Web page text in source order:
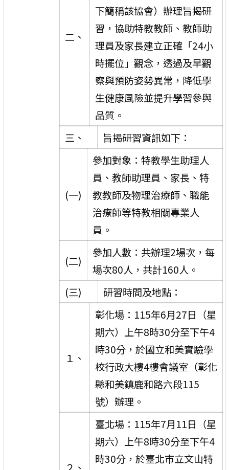
二、
下簡稱該協會）辦理旨揭研
習，協助特教教師、教師助
理員及家長建立正確「24小
時擺位」觀念，透過及早觀
察與預防姿勢異常，降低學
生健康風險並提升學習參與
品質。
三、
旨揭研習資訊如下：
(一)
參加對象：特教學生助理人
員、教師助理員、家長、特
教教師及物理治療師、職能
治療師等特教相關專業人
員。
(二)
參加人數：共辦理2場次，每
場次80人，共計160人。
(三)
研習時間及地點：
１、
彰化場：115年6月27日（星
期六）上午8時30分至下午4
時30分，於國立和美實驗學
校行政大樓4樓會議室（彰化
縣和美鎮鹿和路六段115
號）辦理。
臺北場：115年7月11日（星
期六）上午8時30分至下午4
時30分，於臺北市立文山特